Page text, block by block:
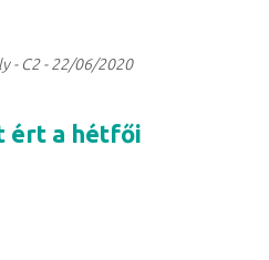
- C2 - 22/06/2020
ért a hétfői